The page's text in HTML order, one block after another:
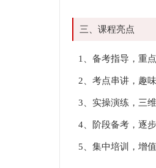
三、课程亮点
1、备考指导，重
2、考点串讲，趣
3、实操演练，三
4、阶段备考，逐步
5、集中培训，增